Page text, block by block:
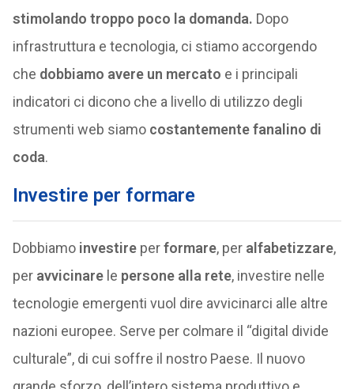
stimolando troppo poco la domanda. Dopo
infrastruttura e tecnologia, ci stiamo accorgendo
che dobbiamo avere un mercato e i principali
indicatori ci dicono che a livello di utilizzo degli
strumenti web siamo costantemente fanalino di
coda.
Investire per formare
Dobbiamo investireperformare, per alfabetizzare,
per avvicinarele persone alla rete, investire nelle
tecnologie emergenti vuol dire avvicinarci alle altre
nazioni europee. Serve per colmare il “digital divide
culturale”, di cui soffre il nostro Paese. Il nuovo